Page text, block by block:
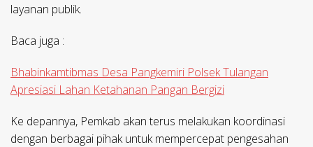
layanan publik.
Baca juga :
Bhabinkamtibmas Desa Pangkemiri Polsek Tulangan
Apresiasi Lahan Ketahanan Pangan Bergizi
Ke depannya, Pemkab akan terus melakukan koordinasi
dengan berbagai pihak untuk mempercepat pengesahan